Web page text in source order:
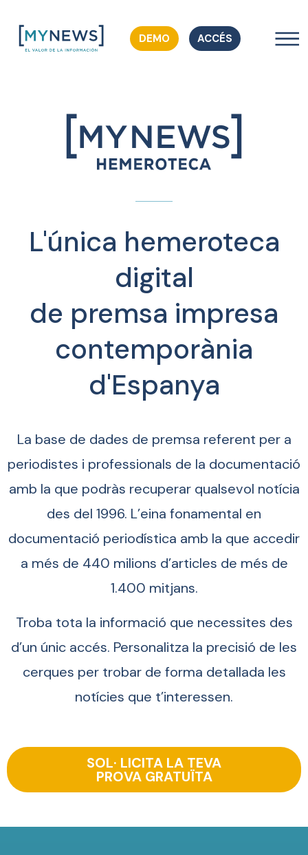
DEMO ACCÉS
L'única hemeroteca
digital
de premsa impresa
contemporània
d'Espanya
La base de dades de premsa referent per a
periodistes i professionals de la documentació
amb la que podràs recuperar qualsevol notícia
des del 1996. L’eina fonamental en
documentació periodística amb la que accedir
a més de 440 milions d’articles de més de
1.400 mitjans.
Troba tota la informació que necessites des
d’un únic accés. Personalitza la precisió de les
cerques per trobar de forma detallada les
notícies que t’interessen.
SOL· LICITA LA TEVA
PROVA GRATUÏTA